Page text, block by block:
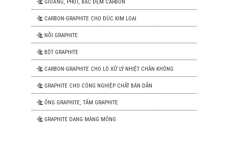
GIOĂNG, PHỚT, BẠC ĐỆM CARBON
CARBON-GRAPHITE CHO ĐÚC KIM LOẠI
NỒI GRAPHITE
BỘT GRAPHITE
CARBON-GRAPHITE CHO LÒ XỬ LÝ NHIỆT CHÂN KHÔNG
GRAPHITE CHO CÔNG NGHIỆP CHẤT BÁN DẪN
ỐNG GRAPHITE, TẤM GRAPHITE
GRAPHITE DẠNG MÀNG MỎNG